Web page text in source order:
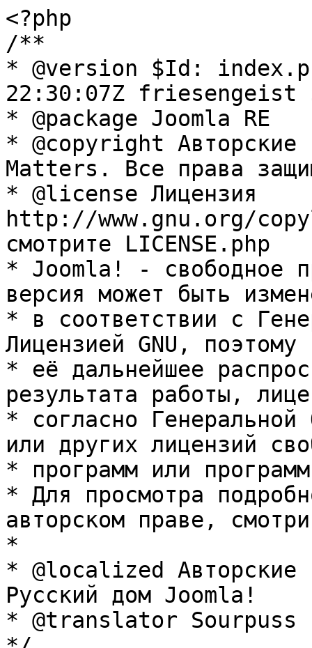
<?php
/**
* @version $Id:
22:30:07Z friesengeist
* @package Joomla RE
* @copyright Авторские
Matters. Все права
* @license Лицензия
http://www.gnu.org/
смотрите LICENSE.php
* Joomla! - свободное
версия может быть
* в соответствии с
Лицензией GNU, поэтому
* её дальнейшее
результата работы,
* согласно Генеральной
или других лицензий
* программ или
* Для просмотра
авторском праве,
*
* @localized Авторские
Русский дом Joomla!
* @translator Sourpuss